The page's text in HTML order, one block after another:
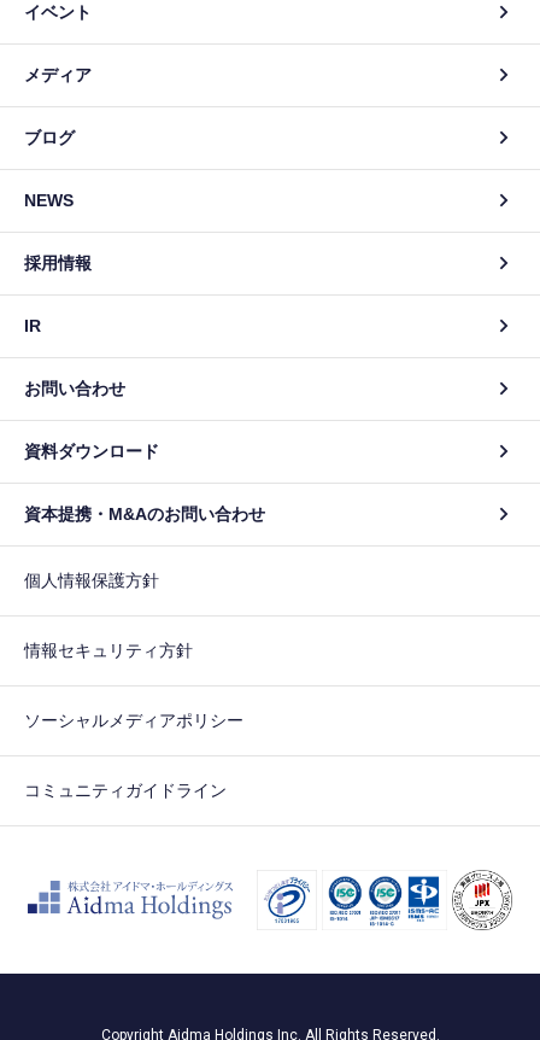
イベント
メディア
ブログ
NEWS
採用情報
IR
お問い合わせ
資料ダウンロード
資本提携・M&Aのお問い合わせ
個人情報保護方針
情報セキュリティ方針
ソーシャルメディアポリシー
コミュニティガイドライン
Copyright Aidma Holdings Inc. All Rights Reserved.